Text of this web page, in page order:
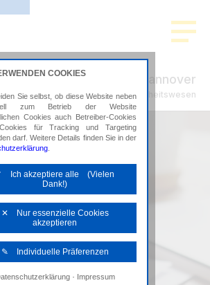
ADVISION Hannover
Steuerberatung im Gesundheitswesen
COOKIES
Sie selbst, ob diese Website neben
zum Betrieb der Website
Cookies auch Betreiber-Cookies
für Tracking und Targeting
darf. Weitere Details finden Sie in der
Ich akzeptiere alle (Vielen
Dank!)
✕ Nur essenzielle Cookies
akzeptieren
✎ Individuelle Präferenzen
Notwendige Cookies
· Impressum